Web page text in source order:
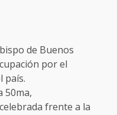
de Buenos
por el
país.
50ma,
frente a la